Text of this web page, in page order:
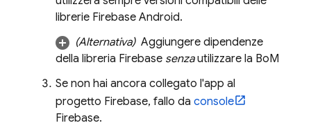
librerie Firebase Android.
(Alternativa)Aggiungere dipendenze
della libreria Firebase senzautilizzare la BoM
Se non hai ancora collegato l'app al
progetto Firebase, fallo da console
Firebase.